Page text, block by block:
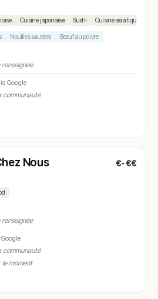
Cuisine japonaise Sushi Cuisine asiatique
Nouilles sautées Bœuf au poivre
renseignée
Google
communauté
Nous €-€€
renseignée
Google
communauté
le moment